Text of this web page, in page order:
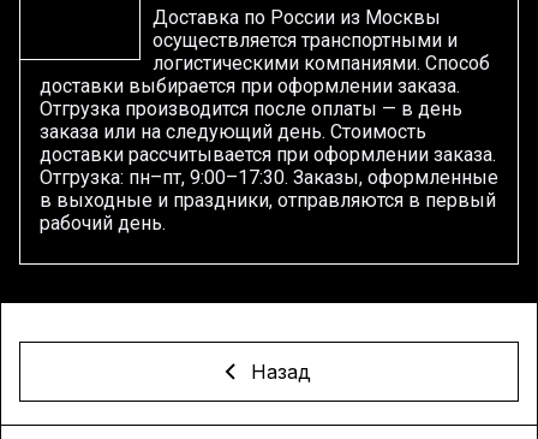
Доставка по России из Москвы
осуществляется транспортными и
логистическими компаниями. Способ
доставки выбирается при оформлении заказа.
Отгрузка производится после оплаты — в день
заказа или на следующий день. Стоимость
доставки рассчитывается при оформлении заказа.
Отгрузка: пн–пт, 9:00–17:30. Заказы, оформленные
в выходные и праздники, отправляются в первый
рабочий день.
Назад